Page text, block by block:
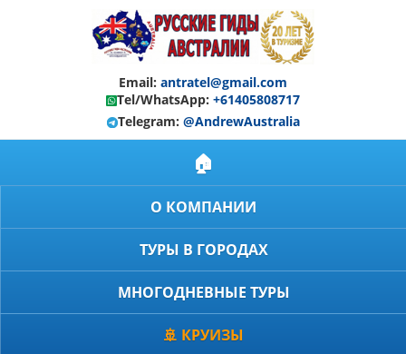
Email: antratel@gmail.com
Tel/WhatsApp: +61405808717
Telegram: @AndrewAustralia
🏠
О КОМПАНИИ
ТУРЫ В ГОРОДАХ
МНОГОДНЕВНЫЕ ТУРЫ
🚢 КРУИЗЫ